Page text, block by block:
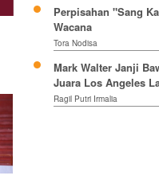
Perpisahan "Sang
Wacana
Tora Nodisa
Mark Walter Janji
Juara Los Angeles
Ragil Putri Irmalia